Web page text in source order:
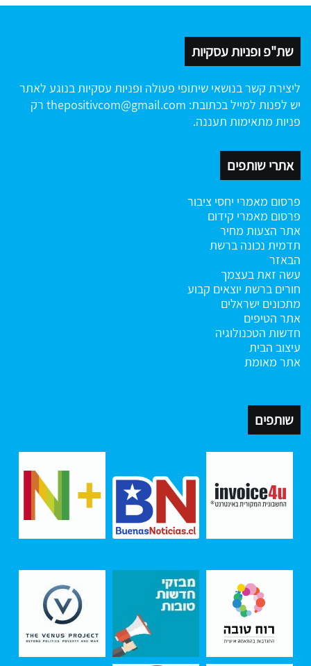
שת"פ ופניות עסקיות
ליצירת קשר בנושאי שיתופי פעולה ופניות עסקיות בנוגע לאתר
יש לפנות למייל בכתובת: thepositivcom@gmail.com רק
פניות מתאימות תעננה.
אתרי שותפים
פרסום מאמרי יחסי ציבור
פרסום מאמרי קידום
אתר הצעות מחיר
תדמית נכונה ברשת
הבאזר
עשה זאת בעצמך
חורים ברשת יוצאים קבוע
מתכונים ישראלים
אתר הטיפים
חדשות הטכנולוגיה
עיצוב הבית
אתר מאומת
שותפים